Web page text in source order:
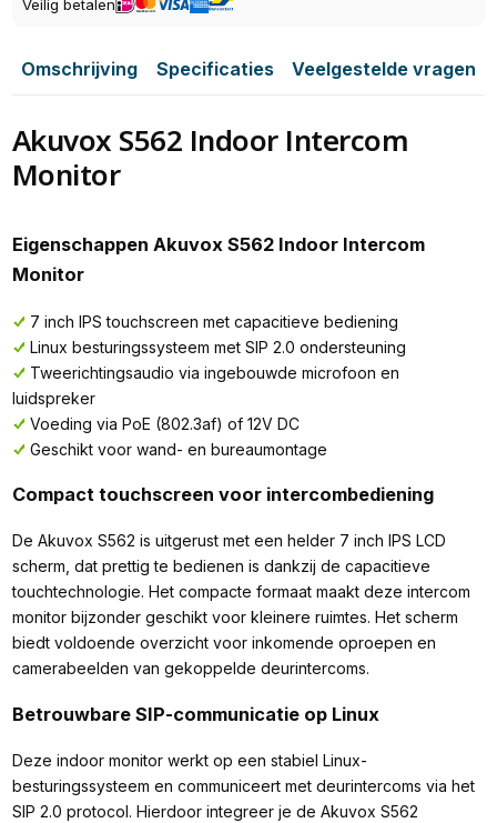
Veilig betalen
Omschrijving Specificaties Veelgestelde vragen
Akuvox S562 Indoor Intercom
Monitor
Eigenschappen Akuvox S562 Indoor Intercom
Monitor
7 inch IPS touchscreen met capacitieve bediening
Linux besturingssysteem met SIP 2.0 ondersteuning
Tweerichtingsaudio via ingebouwde microfoon en
luidspreker
Voeding via PoE (802.3af) of 12V DC
Geschikt voor wand- en bureaumontage
Compact touchscreen voor intercombediening
De Akuvox S562 is uitgerust met een helder 7 inch IPS LCD
scherm, dat prettig te bedienen is dankzij de capacitieve
touchtechnologie. Het compacte formaat maakt deze intercom
monitor bijzonder geschikt voor kleinere ruimtes. Het scherm
biedt voldoende overzicht voor inkomende oproepen en
camerabeelden van gekoppelde deurintercoms.
Betrouwbare SIP-communicatie op Linux
Deze indoor monitor werkt op een stabiel Linux-
besturingssysteem en communiceert met deurintercoms via het
SIP 2.0 protocol. Hierdoor integreer je de Akuvox S562